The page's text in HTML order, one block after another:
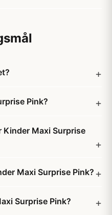
Pink?
Kinder Maxi Surprise
Maxi Surprise Pink?
Surprise Pink?